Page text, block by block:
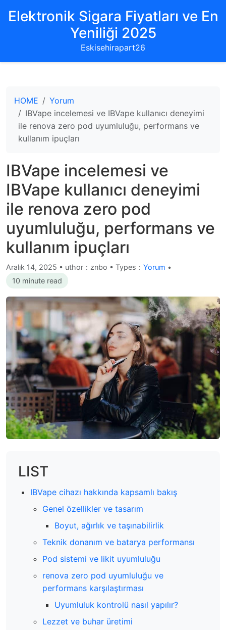
Elektronik Sigara Fiyatları ve En
Yeniliği 2025
Eskisehirapart26
HOME
Yorum
IBVape incelemesi ve IBVape kullanıcı deneyimi
ile renova zero pod uyumluluğu, performans ve
kullanım ipuçları
IBVape incelemesi ve
IBVape kullanıcı deneyimi
ile renova zero pod
uyumluluğu, performans ve
kullanım ipuçları
Aralık 14, 2025 • uthor：znbo • Types： Yorum •
10 minute read
LIST
IBVape cihazı hakkında kapsamlı bakış
Genel özellikler ve tasarım
Boyut, ağırlık ve taşınabilirlik
Teknik donanım ve batarya performansı
Pod sistemi ve likit uyumluluğu
renova zero pod uyumluluğu ve
performans karşılaştırması
Uyumluluk kontrolü nasıl yapılır?
Lezzet ve buhar üretimi